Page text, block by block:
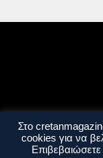
Ταυτότητα
Στο
cookies για να